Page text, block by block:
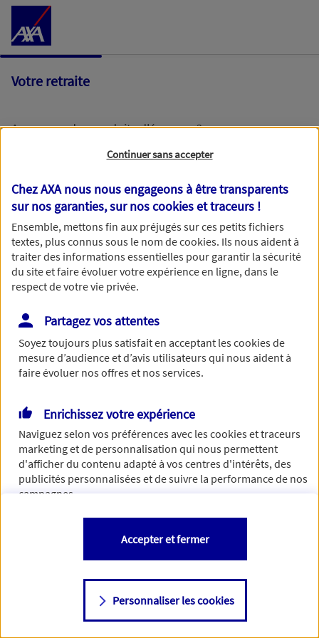
Accéder au Contenu
Votre retraite
Avez-vous des produits d'épargne ?
Oui
Non
Continuer sans accepter
Chez AXA nous nous engageons à être transparents
sur nos garanties, sur noscookies et traceurs !
Ensemble, mettons fin aux préjugés sur ces petits fichiers
textes, plus connus sous le nom decookies. Ils nous aident à
traiter des informations essentielles pour garantir la sécurité
du site et faire évoluer votre expérience en ligne, dans le
respect de votre vie privée.
Partagez vos attentes
Soyez toujours plus satisfait en acceptant lescookiesde
mesure d’audience et d’avis utilisateurs qui nous aident à
faire évoluer nos offres et nos services.
Enrichissez votre expérience
Naviguez selon vos préférences avec lescookies et traceurs
marketing et de personnalisation qui nous permettent
d'afficher du contenu adapté à vos centres d'intérêts, des
publicités personnalisées et de suivre la performance de nos
campagnes.
Vous êtes libre de les accepter, de les refuser comme de
changer d'avis à tout moment en allant sur
Consulter notre politique decookies
Personnaliser les cookies
Accepter et fermer